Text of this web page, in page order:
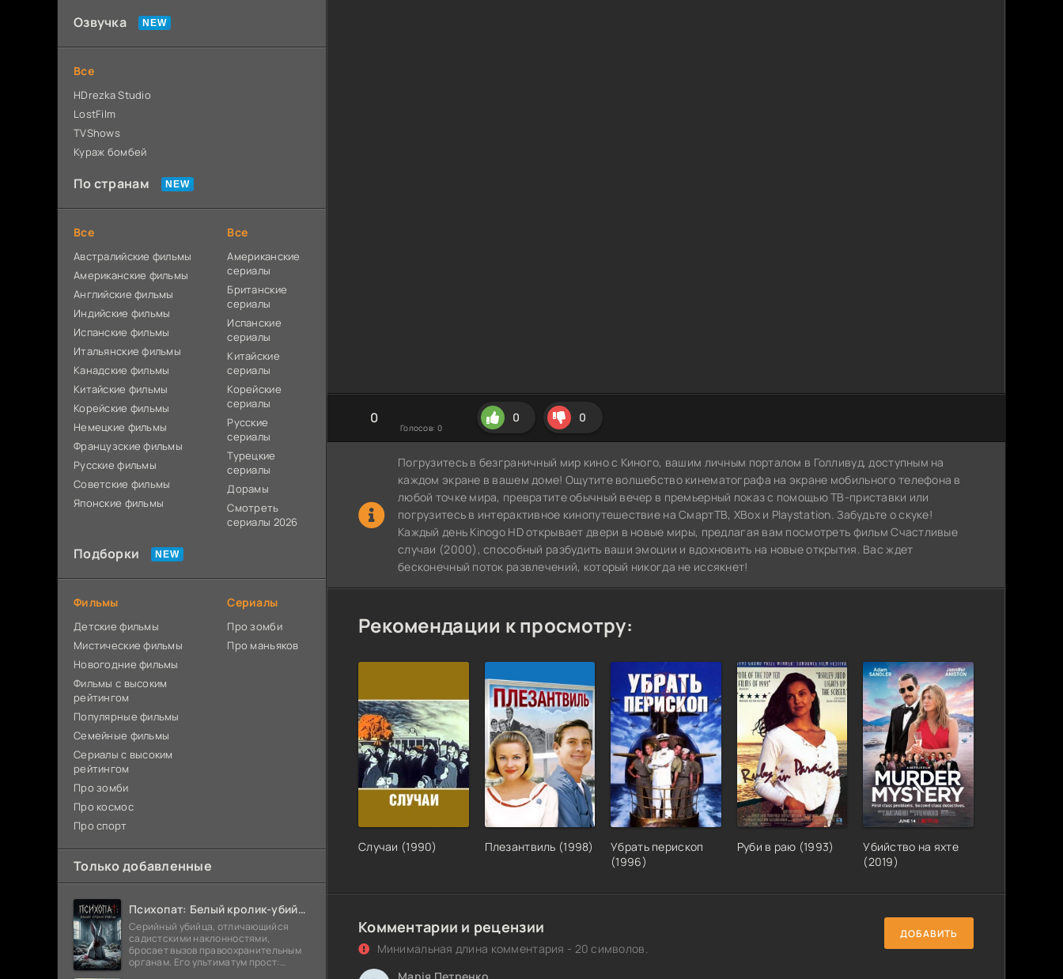
0
Голосов: 0
0 0
Погрузитесь в безграничный мир кино с Киного, вашим личным порталом в Голливуд, доступным на
каждом экране в вашем доме! Ощутите волшебство кинематографа на экране мобильного телефона в
любой точке мира, превратите обычный вечер в премьерный показ с помощью ТВ-приставки или
погрузитесь в интерактивное кинопутешествие на СмартТВ, XBox и Playstation. Забудьте о скуке!
Каждый день Kinogo HD открывает двери в новые миры, предлагая вам посмотреть фильм Счастливые
случаи (2000), способный разбудить ваши эмоции и вдохновить на новые открытия. Вас ждет
бесконечный поток развлечений, который никогда не иссякнет!
Рекомендации к просмотру:
Случаи (1990) Плезантвиль (1998)
Убрать перископ
(1996)
Руби в раю (1993)
Убийство на яхте
(2019)
Комментарии и рецензии
Минимальная длина комментария - 20 символов.
ДОБАВИТЬ
Озвучка
Все
HDrezka Studio
LostFilm
TVShows
Кураж бомбей
По странам
Все
Австралийские фильмы
Американские фильмы
Английские фильмы
Индийские фильмы
Испанские фильмы
Итальянские фильмы
Канадские фильмы
Китайские фильмы
Корейские фильмы
Немецкие фильмы
Французские фильмы
Русские фильмы
Советские фильмы
Японские фильмы
Все
Американские
сериалы
Британские
сериалы
Испанские
сериалы
Китайские
сериалы
Корейские
сериалы
Русские
сериалы
Турецкие
сериалы
Дорамы
Смотреть
сериалы 2026
Подборки
Фильмы
Детские фильмы
Мистические фильмы
Новогодние фильмы
Фильмы с высоким
рейтингом
Популярные фильмы
Семейные фильмы
Сериалы с высоким
рейтингом
Про зомби
Про космос
Про спорт
Сериалы
Про зомби
Про маньяков
Только добавленные
Психопат: Белый кролик-убийца (2026)
Серийный убийца, отличающийся
садистскими наклонностями,
бросает вызов правоохранительным
органам. Его ультиматум прост: